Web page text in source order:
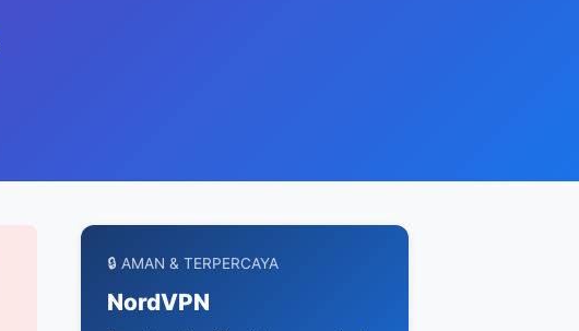
🔒 AMAN & TERPERCAYA
NordVPN